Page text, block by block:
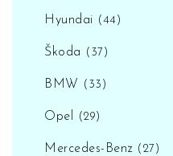
Hyundai (44)
Škoda (37)
BMW (33)
Opel (29)
Mercedes-Benz (27)